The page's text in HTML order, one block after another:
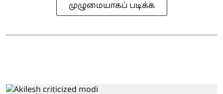
முழுமையாகப் படிக்க